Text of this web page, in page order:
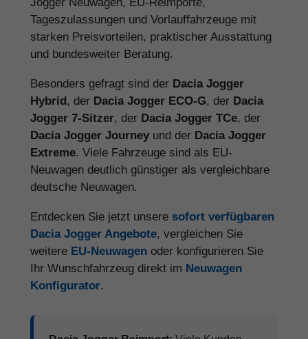
Tageszulassungen und Vorlauffahrzeuge mit
starken Preisvorteilen, praktischer Ausstattung
und bundesweiter Beratung.
Besonders gefragt sind der Dacia Jogger
Hybrid, der Dacia Jogger ECO-G, der Dacia
Jogger 7-Sitzer, der Dacia Jogger TCe, der
Dacia Jogger Journey und der Dacia Jogger
Extreme. Viele Fahrzeuge sind als EU-
Neuwagen deutlich günstiger als vergleichbare
deutsche Neuwagen.
Entdecken Sie jetzt unsere sofort verfügbaren
Dacia Jogger Angebote, vergleichen Sie
weitere EU-Neuwagen oder konfigurieren Sie
Ihr Wunschfahrzeug direkt im Neuwagen
Konfigurator.